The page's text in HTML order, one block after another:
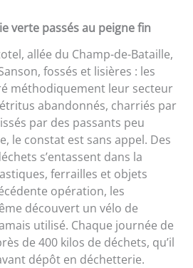
verte passés au peigne fin
allée du Champ-de-Bataille,
fossés et lisières : les
méthodiquement leur secteur
abandonnés, charriés par
par des passants peu
le constat est sans appel. Des
s’entassent dans la
ferrailles et objets
opération, les
découvert un vélo de
utilisé. Chaque journée de
de 400 kilos de déchets, qu’il
dépôt en déchetterie.